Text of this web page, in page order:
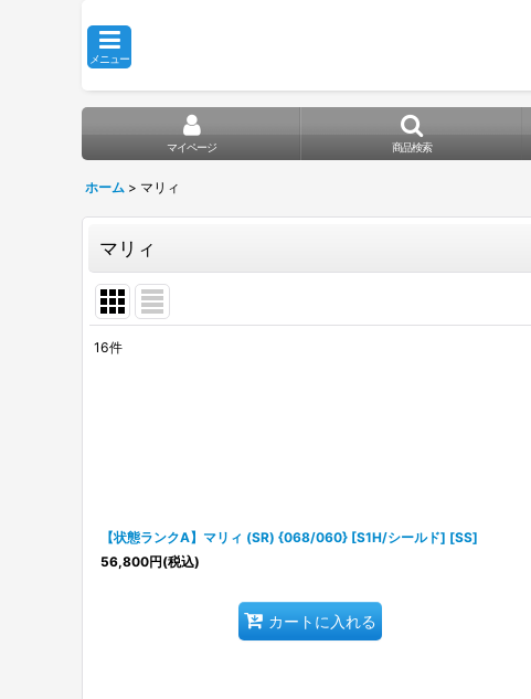
メニュー
マイページ 商品検索
ホーム > マリィ
マリィ
16件
【状態ランクA】マリィ (SR) {068/060} [S1H/シールド] [SS]
56,800円(税込)
カートに入れる